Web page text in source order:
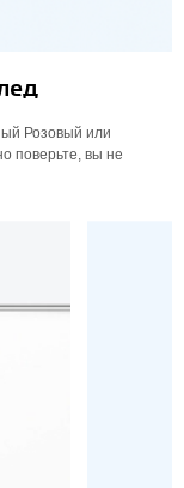
Розовый или
поверьте, вы не